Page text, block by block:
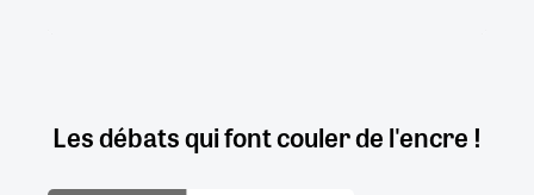
Les débats qui font couler de l'encre !